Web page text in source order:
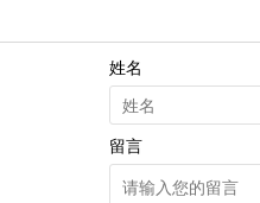
姓名
留言